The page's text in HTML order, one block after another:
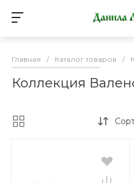
Главная / Каталог товаров /
Коллекция